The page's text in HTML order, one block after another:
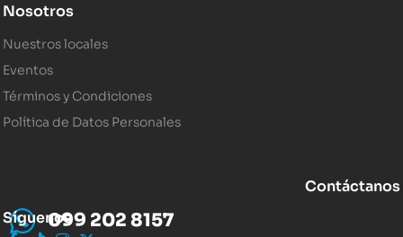
Nosotros
Nuestros locales
Eventos
Términos y Condiciones
Política de Datos Personales
Contáctanos
099 202 8157
Síguenos